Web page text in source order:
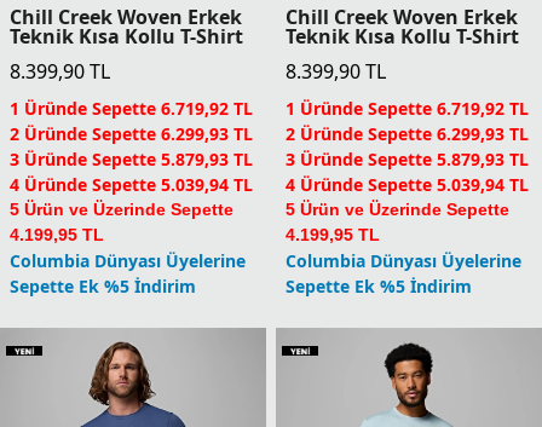
Yeni
Stealth Spring
Kapüşonlu Erkek Teknik
Uzun Kollu T-Shirt
TL
Tech Trail Utility Erkek
Teknik Kısa Kollu T-Shirt